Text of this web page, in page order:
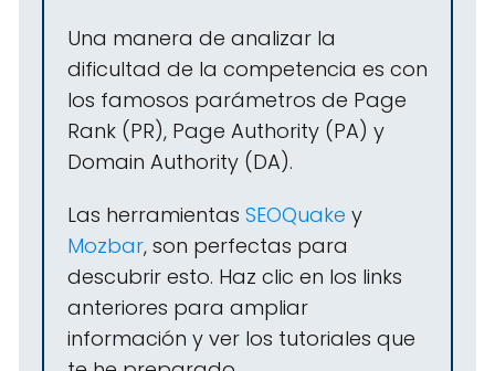
Una manera de analizar la
dificultad de la competencia es con
los famosos parámetros de Page
Rank (PR), Page Authority (PA) y
Domain Authority (DA).
Las herramientas SEOQuake y
Mozbar, son perfectas para
descubrir esto. Haz clic en los links
anteriores para ampliar
información y ver los tutoriales que